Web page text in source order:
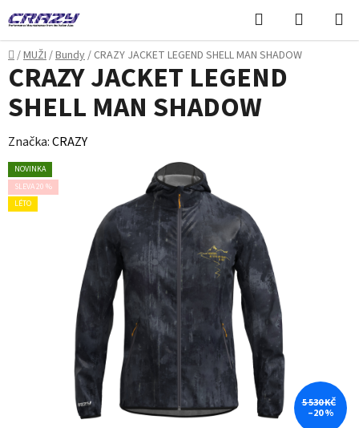
na
obsah
Hledat
KOŠÍK
Domů
/MUŽI/Bundy/ CRAZY JACKET LEGEND SHELL MAN SHADOW
CRAZY JACKET LEGEND
SHELL MAN SHADOW
Značka:CRAZY
NOVINKA
SLEVA 20 %
LÉTO
5 530 KČ
–20 %